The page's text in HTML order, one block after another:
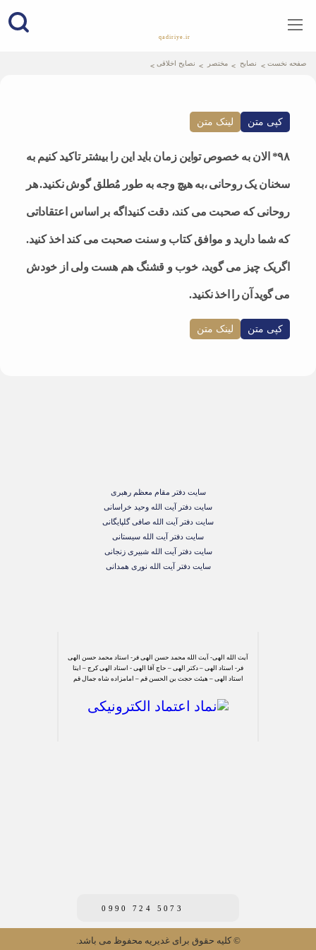
qadiriye.ir
صفحه نخست نصایح مختصر نصایح اخلاقی
کپی متن لینک متن
۹۸* الان به خصوص تواین زمان باید این را بیشتر تاکید کنیم به
سخنان یک روحانی ،به هیچ وجه به طور مُطلق گوش نکنید. هر
روحانی که صحبت می کند، دقت کنیداگه بر اساس اعتقاداتی
که شما دارید و موافق کتاب و سنت صحبت می کند اخذ کنید.
اگریک چیز می گوید، خوب و قشنگ هم هست ولی از خودش
می گوید آن را اخذ نکنید.
کپی متن لینک متن
سایت دفتر مقام معظم رهبری
سایت دفتر آیت الله وحید خراسانی
سایت دفتر آیت الله صافی گلپایگانی
سایت دفتر آیت الله سیستانی
سایت دفتر آیت الله شبیری زنجانی
سایت دفتر آیت الله نوری همدانی
آیت الله الهی- آیت الله محمد حسن الهی فر- استاد محمد حسن الهی
فر- استاد الهی – دکتر الهی – حاج آقا الهی - استاد الهی کرج – ایتا
استاد الهی – هیئت حجت بن الحسن قم – امامزاده شاه جمال قم
0990 724 5073
© کلیه حقوق برای غدیریه محفوظ می باشد.